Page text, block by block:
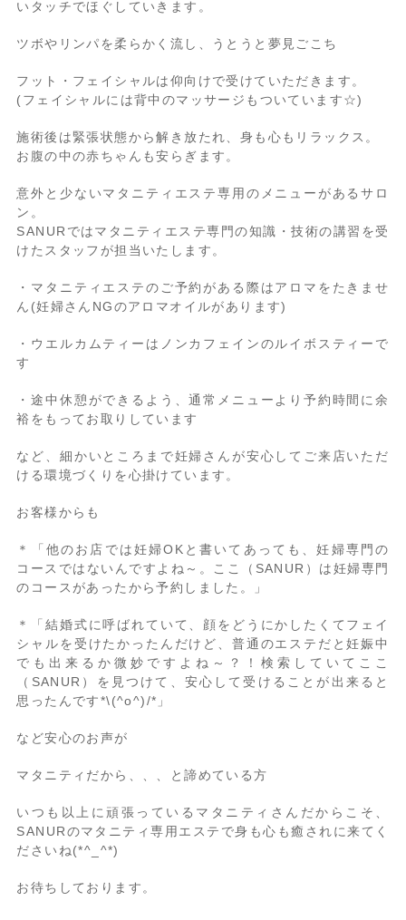
いタッチでほぐしていきます。
ツボやリンパを柔らかく流し、うとうと夢見ごこち
フット・フェイシャルは仰向けで受けていただきます。
(フェイシャルには背中のマッサージもついています☆)
施術後は緊張状態から解き放たれ、身も心もリラックス。
お腹の中の赤ちゃんも安らぎます。
意外と少ないマタニティエステ専用のメニューがあるサロ
ン。
SANURではマタニティエステ専門の知識・技術の講習を受
けたスタッフが担当いたします。
・マタニティエステのご予約がある際はアロマをたきませ
ん(妊婦さんNGのアロマオイルがあります)
・ウエルカムティーはノンカフェインのルイボスティーで
す
・途中休憩ができるよう、通常メニューより予約時間に余
裕をもってお取りしています
など、細かいところまで妊婦さんが安心してご来店いただ
ける環境づくりを心掛けています。
お客様からも
＊「他のお店では妊婦OKと書いてあっても、妊婦専門の
コースではないんですよね～。ここ（SANUR）は妊婦専門
のコースがあったから予約しました。」
＊「結婚式に呼ばれていて、顔をどうにかしたくてフェイ
シャルを受けたかったんだけど、普通のエステだと妊娠中
でも出来るか微妙ですよね～？！検索していてここ
（SANUR）を見つけて、安心して受けることが出来ると
思ったんです*\(^o^)/*」
など安心のお声が
マタニティだから、、、と諦めている方
いつも以上に頑張っているマタニティさんだからこそ、
SANURのマタニティ専用エステで身も心も癒されに来てく
ださいね(*^_^*)
お待ちしております。